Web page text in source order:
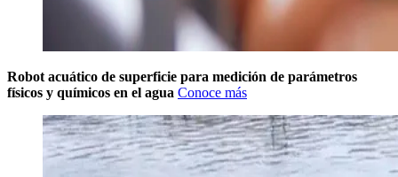
Robot acuático de superficie para medición de parámetros
físicos y químicos en el agua Conoce más